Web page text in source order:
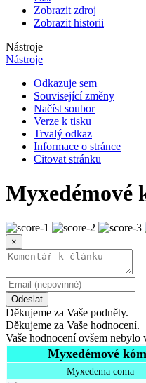
Zobrazit zdroj
Zobrazit historii
Nástroje
Nástroje
Odkazuje sem
Související změny
Načíst soubor
Verze k tisku
Trvalý odkaz
Informace o stránce
Citovat stránku
Myxedémové
×
Odeslat
Děkujeme za Vaše podněty.
Děkujeme za Vaše hodnocení.
Vaše hodnocení ovšem
Myxedémové
Myxedema coma